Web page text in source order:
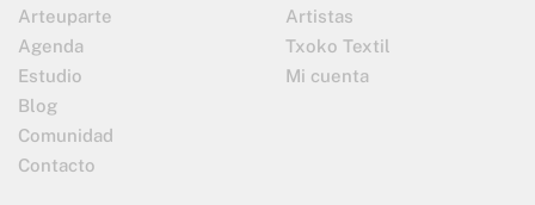
Arteuparte
Agenda
Estudio
Blog
Comunidad
Contacto
Artistas
Txoko Textil
Mi cuenta